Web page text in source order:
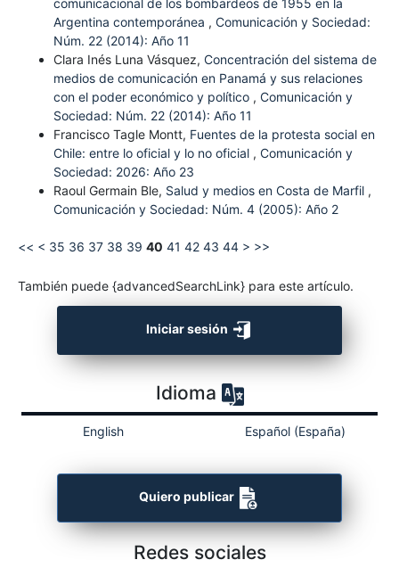
comunicacional de los bombardeos de 1955 en la
Argentina contemporánea , Comunicación y Sociedad:
Núm. 22 (2014): Año 11
Clara Inés Luna Vásquez, Concentración del sistema de
medios de comunicación en Panamá y sus relaciones
con el poder económico y político , Comunicación y
Sociedad: Núm. 22 (2014): Año 11
Francisco Tagle Montt, Fuentes de la protesta social en
Chile: entre lo oficial y lo no oficial , Comunicación y
Sociedad: 2026: Año 23
Raoul Germain Ble, Salud y medios en Costa de Marfil ,
Comunicación y Sociedad: Núm. 4 (2005): Año 2
<< < 35 36 37 38 39 40 41 42 43 44 > >>
También puede {advancedSearchLink} para este artículo.
Iniciar sesión
Idioma
English Español (España)
Quiero publicar
Redes sociales